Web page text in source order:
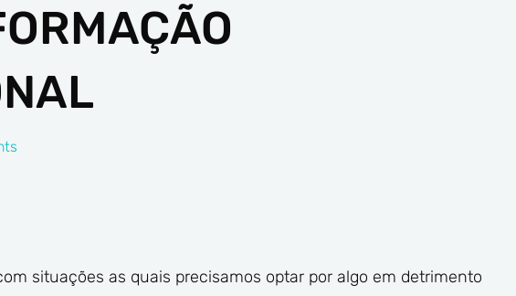
situações as quais precisamos optar por algo em detrimento